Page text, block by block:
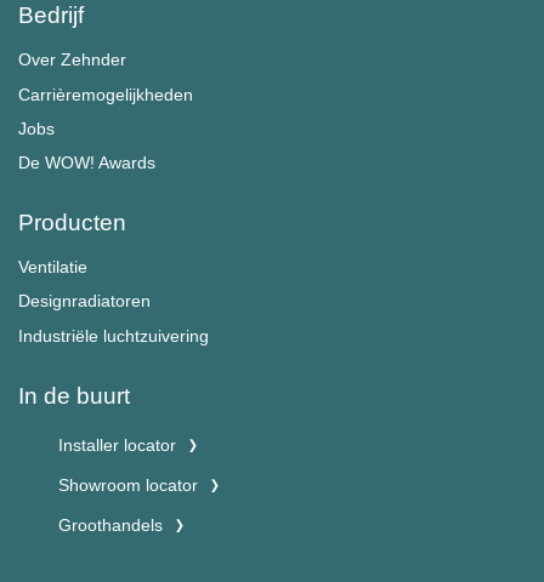
Bedrijf
Over Zehnder
Carrièremogelijkheden
Jobs
De WOW! Awards
Producten
Ventilatie
Designradiatoren
Industriële luchtzuivering
In de buurt
Installer locator
Showroom locator
Groothandels